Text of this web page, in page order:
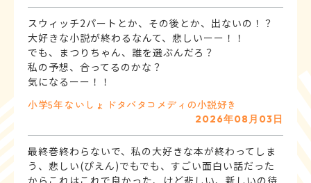
スウィッチ2パートとか、その後とか、出ないの！？
大好きな小説が終わるなんて、悲しいーー！！
でも、まつりちゃん、誰を選ぶんだろ？
私の予想、合ってるのかな？
気になるーー！！
小学5年 ないしょ ドタバタコメディの小説好き
2026年08月03日
最終巻終わらないで、私の大好きな本が終わってしま
う、悲しい(ぴえん)でもでも、すごい面白い話だった